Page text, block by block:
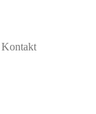
Kontakt